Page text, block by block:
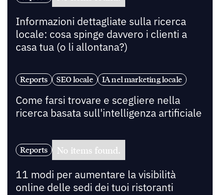
Informazioni dettagliate sulla ricerca
locale: cosa spinge davvero i clienti a
casa tua (o li allontana?)
Reports SEO locale IA nel marketing locale
Come farsi trovare e scegliere nella
ricerca basata sull'intelligenza artificiale
Reports No items found.
11 modi per aumentare la visibilità
online delle sedi dei tuoi ristoranti